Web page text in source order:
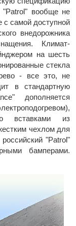
вообще не
с самой доступной
внедорожника
Климат-
на шесть
стекла
- все это, не
в стандартную
дополняется
вставками из
чехлом для
"Patrol"
бамперами.